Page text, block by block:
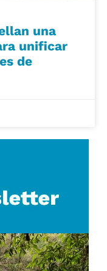
una
unificar
de